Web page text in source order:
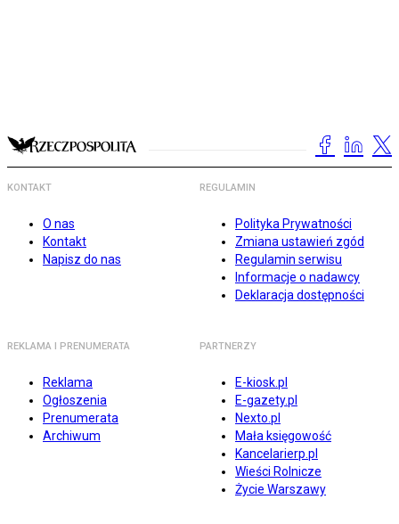
KONTAKT
O nas
Kontakt
Napisz do nas
REGULAMIN
Polityka Prywatności
Zmiana ustawień zgód
Regulamin serwisu
Informacje o nadawcy
Deklaracja dostępności
REKLAMA I PRENUMERATA
Reklama
Ogłoszenia
Prenumerata
Archiwum
PARTNERZY
E-kiosk.pl
E-gazety.pl
Nexto.pl
Mała księgowość
Kancelarierp.pl
Wieści Rolnicze
Życie Warszawy